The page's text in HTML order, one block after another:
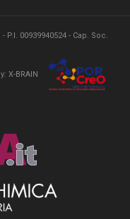
00939940524 - Cap. Soc.
X-BRAIN